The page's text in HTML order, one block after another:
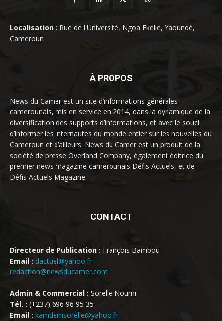
Localisation : Rue de l'Université, Ngoa Ekelle, Yaoundé,
Cameroun
À PROPOS
News du Camer est un site d’informations générales
camerounais, mis en service en 2014, dans la dynamique de la
diversification des supports d’informations, et avec le souci
d’informer les internautes du monde entier sur les nouvelles du
Cameroun et d’ailleurs. News du Camer est un produit de la
société de presse Overland Company, également éditrice du
premier news magazine camerounais Défis Actuels, et de
Défis Actuels Magazine.
CONTACT
Directeur de Publication : François Bambou
Email : dactuel@yahoo.fr
redaction@newsducamer.com
Admin & Commercial : Sorelle Noumi
Tél. : (+237) 696 96 95 35
Email : kamdemsorelle@yahoo.fr